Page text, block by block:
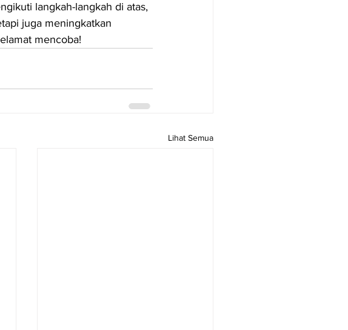
langkah-langkah di atas,
juga meningkatkan
mencoba!
Lihat Semua